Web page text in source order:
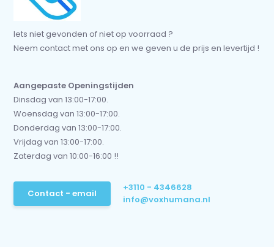
Iets niet gevonden of niet op voorraad ?
Neem contact met ons op en we geven u de prijs en levertijd !
Aangepaste Openingstijden
Dinsdag van 13:00-17:00.
Woensdag van 13:00-17:00.
Donderdag van 13:00-17:00.
Vrijdag van 13:00-17:00.
Zaterdag van 10:00-16:00 !!
Contact - email
+3110 - 4346628
info@voxhumana.nl